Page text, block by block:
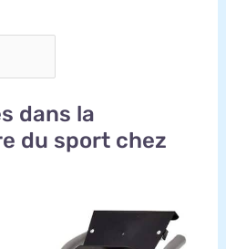
dans la
du sport chez